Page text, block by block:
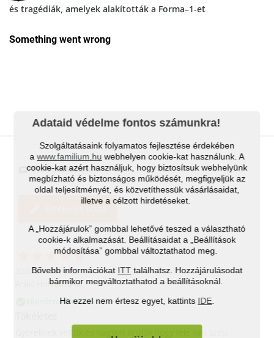
Adataid védelme fontos számunkra!
Szolgáltatásaink folyamatos fejlesztése érdekében
awww.familium.hu webhelyen cookie-kat használunk. A
cookie-kat azért használjuk, hogy biztosítsuk webhelyünk
megbízható és biztonságos működését, megfigyeljük az
oldal teljesítményét, és közvetíthessük vásárlásaidat,
illetve a célzott hirdetéseket.
A „Hozzájárulok” gombbal lehetővé teszed a választható
cookie-k alkalmazását. Beállításaidat a „Beállítások
módosítása” gombbal változtathatod meg.
Bővebb információkat ITT találhatsz. Hozzájárulásodat
bármikor megváltoztathatod a beállításoknál.
Ha ezzel nem értesz egyet, kattints IDE.
és tragédiák, amelyek alakították a Forma–1-et
Értékelések (18)
2026. 04. 19. 14:12
Anikó Horváth által
Ellenőrzött értékelés